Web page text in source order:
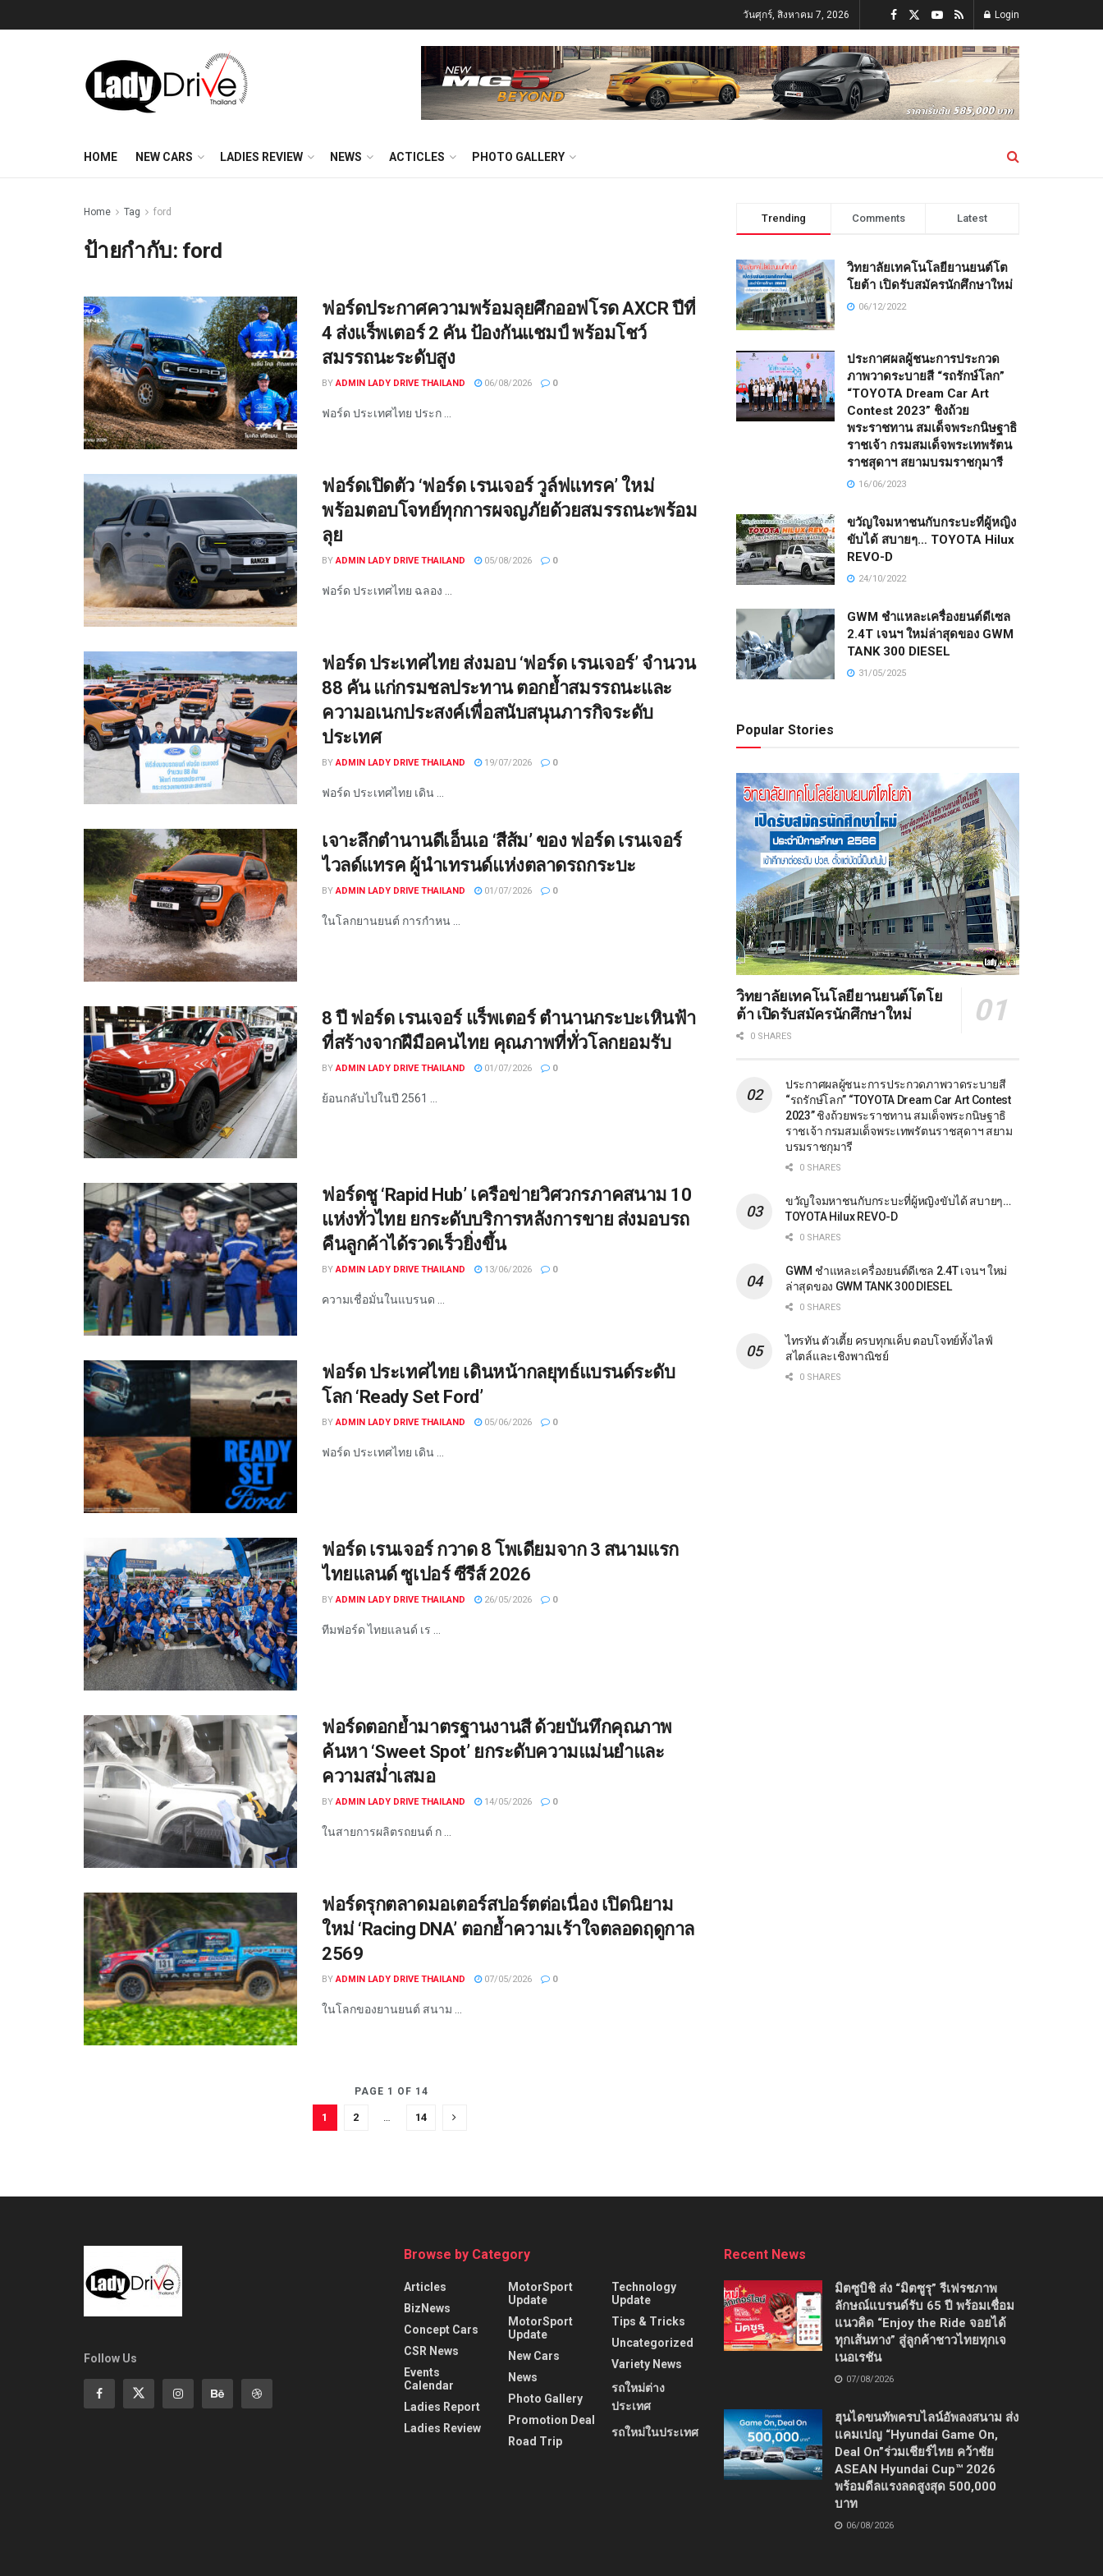
วันศุกร์, สิงหาคม 7, 2026 Login
HOME NEW CARS LADIES REVIEW NEWS ACTICLES PHOTO GALLERY
Home Tag ford
ป้ายกำกับ: ford
ฟอร์ดประกาศความพร้อมลุยศึกออฟโรด AXCR ปีที่
4 ส่งแร็พเตอร์ 2 คัน ป้องกันแชมป์ พร้อมโชว์
สมรรถนะระดับสูง
BY ADMIN LADY DRIVE THAILAND 06/08/2026 0
ฟอร์ด ประเทศไทย ประก ...
ฟอร์ดเปิดตัว ‘ฟอร์ด เรนเจอร์ วูล์ฟแทรค’ ใหม่
พร้อมตอบโจทย์ทุกการผจญภัยด้วยสมรรถนะพร้อม
ลุย
BY ADMIN LADY DRIVE THAILAND 05/08/2026 0
ฟอร์ด ประเทศไทย ฉลอง ...
ฟอร์ด ประเทศไทย ส่งมอบ ‘ฟอร์ด เรนเจอร์’ จำนวน
88 คัน แก่กรมชลประทาน ตอกย้ำสมรรถนะและ
ความอเนกประสงค์เพื่อสนับสนุนภารกิจระดับ
ประเทศ
BY ADMIN LADY DRIVE THAILAND 19/07/2026 0
ฟอร์ด ประเทศไทย เดิน ...
เจาะลึกตำนานดีเอ็นเอ ‘สีส้ม’ ของ ฟอร์ด เรนเจอร์
ไวลด์แทรค ผู้นำเทรนด์แห่งตลาดรถกระบะ
BY ADMIN LADY DRIVE THAILAND 01/07/2026 0
ในโลกยานยนต์ การกำหน ...
8 ปี ฟอร์ด เรนเจอร์ แร็พเตอร์ ตำนานกระบะเหินฟ้า
ที่สร้างจากฝีมือคนไทย คุณภาพที่ทั่วโลกยอมรับ
BY ADMIN LADY DRIVE THAILAND 01/07/2026 0
ย้อนกลับไปในปี 2561 ...
ฟอร์ดชู ‘Rapid Hub’ เครือข่ายวิศวกรภาคสนาม 10
แห่งทั่วไทย ยกระดับบริการหลังการขาย ส่งมอบรถ
คืนลูกค้าได้รวดเร็วยิ่งขึ้น
BY ADMIN LADY DRIVE THAILAND 13/06/2026 0
ความเชื่อมั่นในแบรนด ...
ฟอร์ด ประเทศไทย เดินหน้ากลยุทธ์แบรนด์ระดับ
โลก ‘Ready Set Ford’
BY ADMIN LADY DRIVE THAILAND 05/06/2026 0
ฟอร์ด ประเทศไทย เดิน ...
ฟอร์ด เรนเจอร์ กวาด 8 โพเดียมจาก 3 สนามแรก
ไทยแลนด์ ซูเปอร์ ซีรีส์ 2026
BY ADMIN LADY DRIVE THAILAND 26/05/2026 0
ทีมฟอร์ด ไทยแลนด์ เร ...
ฟอร์ดตอกย้ำมาตรฐานงานสี ด้วยบันทึกคุณภาพ
ค้นหา ‘Sweet Spot’ ยกระดับความแม่นยำและ
ความสม่ำเสมอ
BY ADMIN LADY DRIVE THAILAND 14/05/2026 0
ในสายการผลิตรถยนต์ ก ...
ฟอร์ดรุกตลาดมอเตอร์สปอร์ตต่อเนื่อง เปิดนิยาม
ใหม่ ‘Racing DNA’ ตอกย้ำความเร้าใจตลอดฤดูกาล
2569
BY ADMIN LADY DRIVE THAILAND 07/05/2026 0
ในโลกของยานยนต์ สนาม ...
PAGE 1 OF 14
1 2 14
Trending Comments Latest
วิทยาลัยเทคโนโลยียานยนต์โต
โยต้า เปิดรับสมัครนักศึกษาใหม่
06/12/2022
ประกาศผลผู้ชนะการประกวด
ภาพวาดระบายสี “รถรักษ์โลก”
“TOYOTA Dream Car Art
Contest 2023” ชิงถ้วย
พระราชทาน สมเด็จพระกนิษฐาธิ
ราชเจ้า กรมสมเด็จพระเทพรัตน
ราชสุดาฯ สยามบรมราชกุมารี
16/06/2023
ขวัญใจมหาชนกับกระบะที่ผู้หญิง
ขับได้ สบายๆ… TOYOTA Hilux
REVO-D
24/10/2022
GWM ชำแหละเครื่องยนต์ดีเซล
2.4T เจนฯ ใหม่ล่าสุดของ GWM
TANK 300 DIESEL
31/05/2025
Popular Stories
วิทยาลัยเทคโนโลยียานยนต์โตโย
ต้า เปิดรับสมัครนักศึกษาใหม่
0 SHARES
ประกาศผลผู้ชนะการประกวดภาพวาดระบายสี
“รถรักษ์โลก” “TOYOTA Dream Car Art Contest
2023” ชิงถ้วยพระราชทาน สมเด็จพระกนิษฐาธิ
ราชเจ้า กรมสมเด็จพระเทพรัตนราชสุดาฯ สยาม
บรมราชกุมารี
0 SHARES
ขวัญใจมหาชนกับกระบะที่ผู้หญิงขับได้ สบายๆ…
TOYOTA Hilux REVO-D
0 SHARES
GWM ชำแหละเครื่องยนต์ดีเซล 2.4T เจนฯ ใหม่
ล่าสุดของ GWM TANK 300 DIESEL
0 SHARES
ไทรทัน ตัวเตี้ย ครบทุกแค็บ ตอบโจทย์ทั้งไลฟ์
สไตล์และเชิงพาณิชย์
0 SHARES
Follow Us
Browse by Category
Articles
BizNews
Concept Cars
CSR News
Events
Calendar
Ladies Report
Ladies Review
MotorSport
Update
MotorSport
Update
New Cars
News
Photo Gallery
Promotion Deal
Road Trip
Technology
Update
Tips & Tricks
Uncategorized
Variety News
รถใหม่ต่าง
ประเทศ
รถใหม่ในประเทศ
Recent News
มิตซูบิชิ ส่ง “มิตซูรุ” รีเฟรชภาพ
ลักษณ์แบรนด์รับ 65 ปี พร้อมเชื่อม
แนวคิด “Enjoy the Ride จอยได้
ทุกเส้นทาง” สู่ลูกค้าชาวไทยทุกเจ
เนอเรชัน
07/08/2026
ฮุนไดขนทัพครบไลน์อัพลงสนาม ส่ง
แคมเปญ “Hyundai Game On,
Deal On”ร่วมเชียร์ไทย คว้าชัย
ASEAN Hyundai Cup™ 2026
พร้อมดีลแรงลดสูงสุด 500,000
บาท
06/08/2026